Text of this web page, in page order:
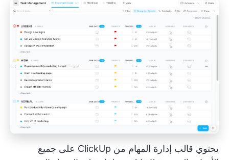
يحتوي قالب إدارة المهام من ClickUp على جميع